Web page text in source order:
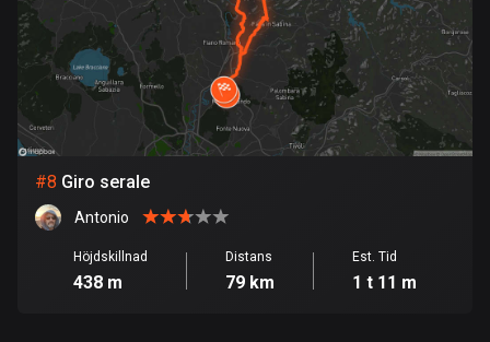
Förenade arabemiraten
132 rutter
Frankrike
7318 rutter
Franska Polynesien
Gabon
8 rutter
#8 Giro serale
Antonio
Höjdskillnad
438 m
Distans
79 km
Est. Tid
1 t 11 m